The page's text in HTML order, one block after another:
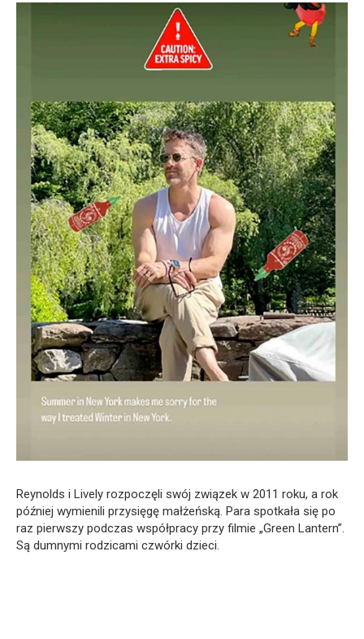
Reynolds i Lively rozpoczęli swój związek w 2011 roku, a rok
później wymienili przysięgę małżeńską. Para spotkała się po
raz pierwszy podczas współpracy przy filmie „Green Lantern”.
Są dumnymi rodzicami czwórki dzieci.